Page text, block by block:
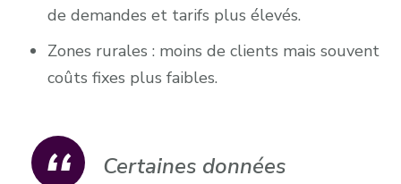
de demandes et tarifs plus élevés.
Zones rurales : moins de clients mais souvent
coûts fixes plus faibles.
Certaines données